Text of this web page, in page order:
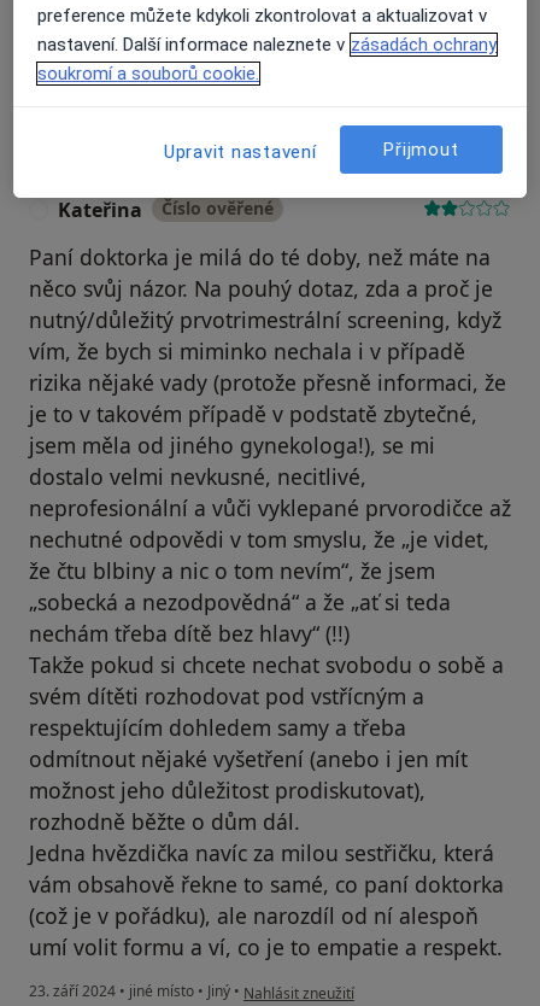
Hledejte v názorech
Kateřina Číslo ověřené
Paní doktorka je milá do té doby, než máte na
něco svůj názor. Na pouhý dotaz, zda a proč je
nutný/důležitý prvotrimestrální screening, když
vím, že bych si miminko nechala i v případě
rizika nějaké vady (protože přesně informaci, že
je to v takovém případě v podstatě zbytečné,
jsem měla od jiného gynekologa!), se mi
dostalo velmi nevkusné, necitlivé,
neprofesionální a vůči vyklepané prvorodičce až
nechutné odpovědi v tom smyslu, že „je videt,
že čtu blbiny a nic o tom nevím“, že jsem
„sobecká a nezodpovědná“ a že „ať si teda
nechám třeba dítě bez hlavy“ (!!)
Takže pokud si chcete nechat svobodu o sobě a
svém dítěti rozhodovat pod vstřícným a
respektujícím dohledem samy a třeba
odmítnout nějaké vyšetření (anebo i jen mít
možnost jeho důležitost prodiskutovat),
rozhodně běžte o dům dál.
Jedna hvězdička navíc za milou sestřičku, která
vám obsahově řekne to samé, co paní doktorka
(což je v pořádku), ale narozdíl od ní alespoň
umí volit formu a ví, co je to empatie a respekt.
23. září 2024 • jiné místo • Jiný • podle názoru uživatele Kateřina
Nahlásit zneužití
preference můžete kdykoli zkontrolovat a aktualizovat v
nastavení. Další informace naleznete v zásadách ochrany
soukromí a souborů cookie.
Upravit nastavení Přijmout